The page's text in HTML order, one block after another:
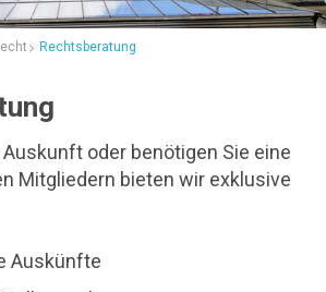
Rechtsberatung
oder benötigen Sie eine
Mitgliedern bieten wir exklusive
Auskünfte